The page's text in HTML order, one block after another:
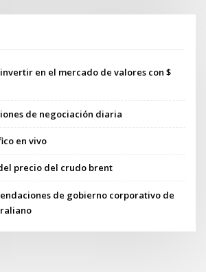
en el mercado de valores con $
de negociación diaria
en vivo
precio del crudo brent
de gobierno corporativo de